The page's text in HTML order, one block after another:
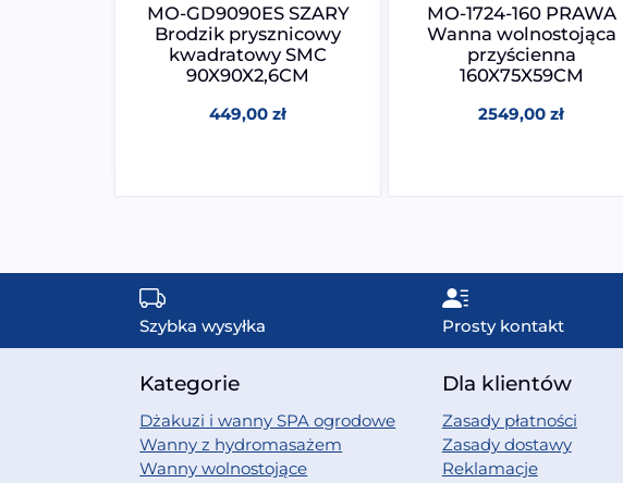
MO-GD9090ES SZARY
Brodzik prysznicowy
kwadratowy SMC
90X90X2,6CM
449,00 zł
MO-1724-160 PRAWA
Wanna wolnostojąca
przyścienna
160X75X59CM
2549,00 zł
Szybka wysyłka Prosty kontakt
Kategorie
Dżakuzi i wanny SPA ogrodowe
Wanny z hydromasażem
Wanny wolnostojące
Dla klientów
Zasady płatności
Zasady dostawy
Reklamacje